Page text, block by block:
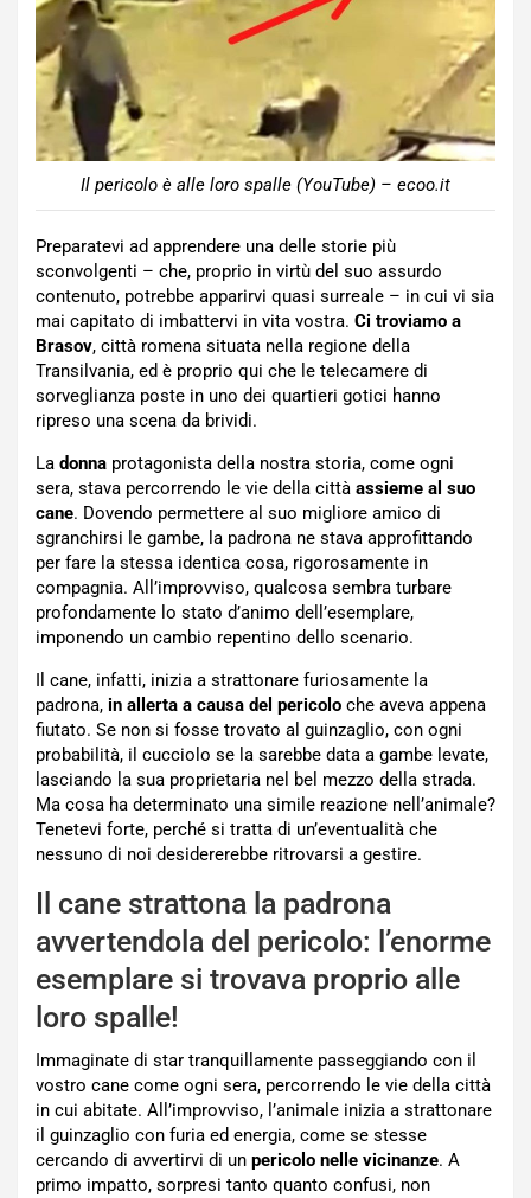
Il pericolo è alle loro spalle (YouTube) – ecoo.it
Preparatevi ad apprendere una delle storie più
sconvolgenti – che, proprio in virtù del suo assurdo
contenuto, potrebbe apparirvi quasi surreale – in cui vi sia
mai capitato di imbattervi in vita vostra. Ci troviamo a
Brasov, città romena situata nella regione della
Transilvania, ed è proprio qui che le telecamere di
sorveglianza poste in uno dei quartieri gotici hanno
ripreso una scena da brividi.
La donna protagonista della nostra storia, come ogni
sera, stava percorrendo le vie della città assieme al suo
cane. Dovendo permettere al suo migliore amico di
sgranchirsi le gambe, la padrona ne stava approfittando
per fare la stessa identica cosa, rigorosamente in
compagnia. All’improvviso, qualcosa sembra turbare
profondamente lo stato d’animo dell’esemplare,
imponendo un cambio repentino dello scenario.
Il cane, infatti, inizia a strattonare furiosamente la
padrona, in allerta a causa del pericolo che aveva appena
fiutato. Se non si fosse trovato al guinzaglio, con ogni
probabilità, il cucciolo se la sarebbe data a gambe levate,
lasciando la sua proprietaria nel bel mezzo della strada.
Ma cosa ha determinato una simile reazione nell’animale?
Tenetevi forte, perché si tratta di un’eventualità che
nessuno di noi desidererebbe ritrovarsi a gestire.
Il cane strattona la padrona
avvertendola del pericolo: l’enorme
esemplare si trovava proprio alle
loro spalle!
Immaginate di star tranquillamente passeggiando con il
vostro cane come ogni sera, percorrendo le vie della città
in cui abitate. All’improvviso, l’animale inizia a strattonare
il guinzaglio con furia ed energia, come se stesse
cercando di avvertirvi di un pericolo nelle vicinanze. A
primo impatto, sorpresi tanto quanto confusi, non